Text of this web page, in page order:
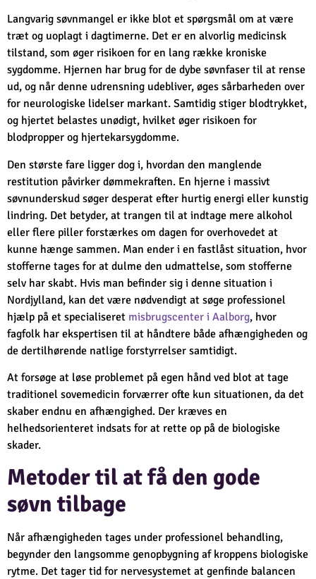
Langvarig søvnmangel er ikke blot et spørgsmål om at være
træt og uoplagt i dagtimerne. Det er en alvorlig medicinsk
tilstand, som øger risikoen for en lang række kroniske
sygdomme. Hjernen har brug for de dybe søvnfaser til at rense
ud, og når denne udrensning udebliver, øges sårbarheden over
for neurologiske lidelser markant. Samtidig stiger blodtrykket,
og hjertet belastes unødigt, hvilket øger risikoen for
blodpropper og hjertekarsygdomme.
Den største fare ligger dog i, hvordan den manglende
restitution påvirker dømmekraften. En hjerne i massivt
søvnunderskud søger desperat efter hurtig energi eller kunstig
lindring. Det betyder, at trangen til at indtage mere alkohol
eller flere piller forstærkes om dagen for overhovedet at
kunne hænge sammen. Man ender i en fastlåst situation, hvor
stofferne tages for at dulme den udmattelse, som stofferne
selv har skabt. Hvis man befinder sig i denne situation i
Nordjylland, kan det være nødvendigt at søge professionel
hjælp på et specialiseret misbrugscenter i Aalborg, hvor
fagfolk har ekspertisen til at håndtere både afhængigheden og
de dertilhørende natlige forstyrrelser samtidigt.
At forsøge at løse problemet på egen hånd ved blot at tage
traditionel sovemedicin forværrer ofte kun situationen, da det
skaber endnu en afhængighed. Der kræves en
helhedsorienteret indsats for at rette op på de biologiske
skader.
Metoder til at få den gode
søvn tilbage
Når afhængigheden tages under professionel behandling,
begynder den langsomme genopbygning af kroppens biologiske
rytme. Det tager tid for nervesystemet at genfinde balancen